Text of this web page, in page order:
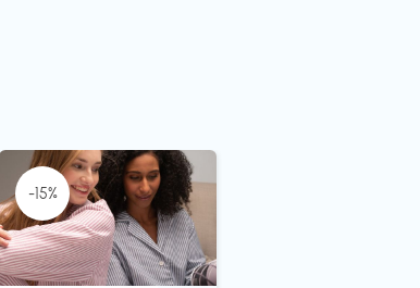
-15%